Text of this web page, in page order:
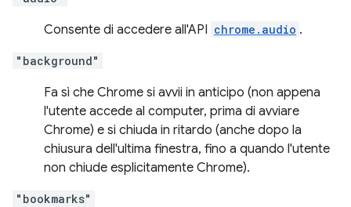
Consente di accedere all'API chrome.audio .
"background"
Fa sì che Chrome si avvii in anticipo (non appena
l'utente accede al computer, prima di avviare
Chrome) e si chiuda in ritardo (anche dopo la
chiusura dell'ultima finestra, fino a quando l'utente
non chiude esplicitamente Chrome).
"bookmarks"